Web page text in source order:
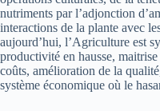
nutriments par l’adjonction
interactions de la plante avec
aujourd’hui, l’Agriculture est
productivité en hausse,
coûts, amélioration de la
système économique où le